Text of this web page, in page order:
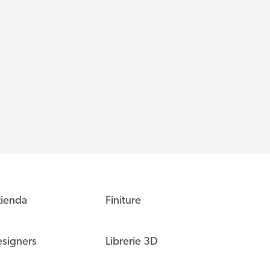
Finiture
Librerie 3D